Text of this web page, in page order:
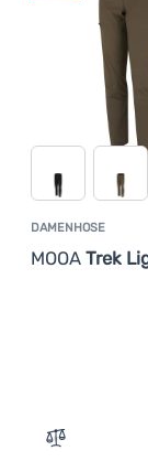
DAMENHOSE
MOOA Trek
Zum